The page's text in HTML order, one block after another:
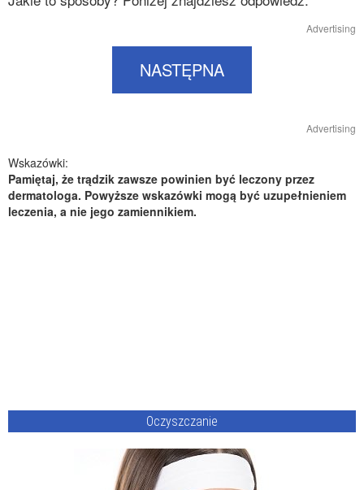
Advertising
NASTĘPNA
Advertising
Wskazówki:
Pamiętaj, że trądzik zawsze powinien być leczony przez
dermatologa. Powyższe wskazówki mogą być uzupełnieniem
leczenia, a nie jego zamiennikiem.
Oczyszczanie